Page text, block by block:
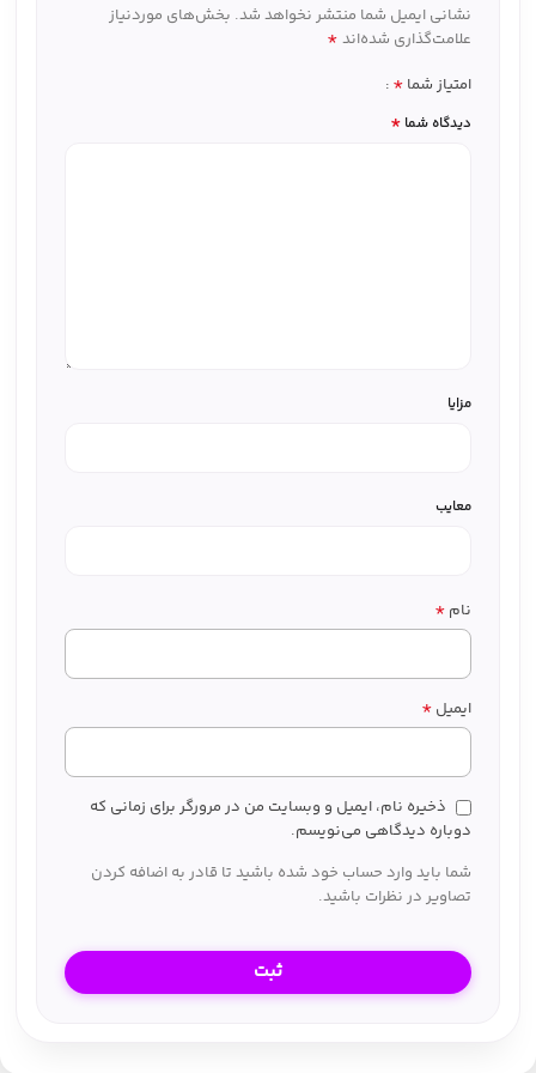
نشانی ایمیل شما منتشر نخواهد شد. بخش‌های موردنیاز
علامت‌گذاری شده‌اند *
امتیاز شما *
دیدگاه شما *
مزایا
معایب
نام *
ایمیل *
ذخیره نام، ایمیل و وبسایت من در مرورگر برای زمانی که
دوباره دیدگاهی می‌نویسم.
شما باید وارد حساب خود شده باشید تا قادر به اضافه کردن
تصاویر در نظرات باشید.